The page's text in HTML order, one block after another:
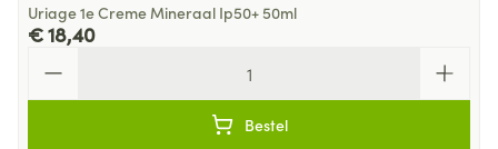
Uriage 1e Creme Mineraal Ip50+ 50ml
€ 18,40
Bestel